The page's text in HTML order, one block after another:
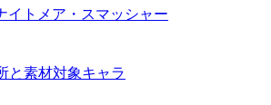
イトメア・スマッシャー
と素材対象キャラ